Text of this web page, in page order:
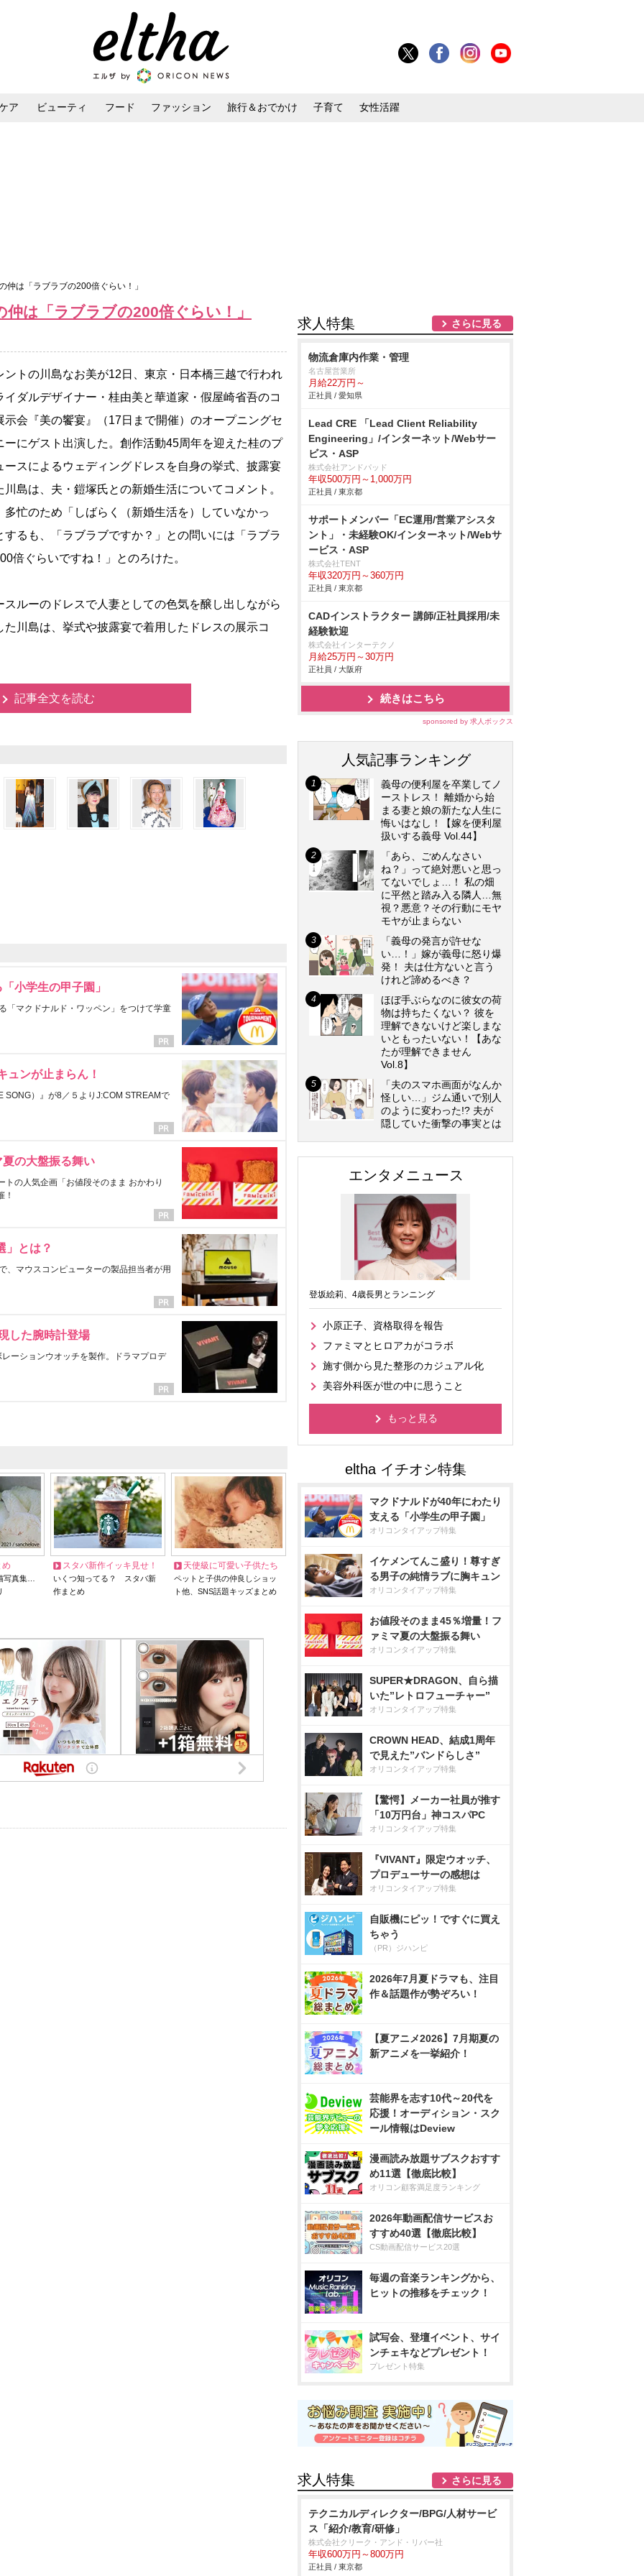
ア ビューティ フード ファッション 旅行＆おでかけ 子育て 女性活躍
仲は「ラブラブの200倍ぐらい！」
は「ラブラブの200倍ぐらい！」
トの川島なお美が12日、東京・日本橋三越で行われ
イダルデザイナー・桂由美と華道家・假屋崎省吾のコ
示会『美の饗宴』（17日まで開催）のオープニングセ
ーにゲスト出演した。創作活動45周年を迎えた桂のプ
ースによるウェディングドレスを自身の挙式、披露宴
川島は、夫・鎧塚氏との新婚生活についてコメント。
多忙のため「しばらく（新婚生活を）していなかっ
するも、「ラブラブですか？」との問いには「ラブラ
倍ぐらいですね！」とのろけた。
ルーのドレスで人妻としての色気を醸し出しながら
た川島は、挙式や披露宴で着用したドレスの展示コ
記事全文を読む
小学生の甲子園」
「マクドナルド・ワッペン」をつけて学童
ュンが止まらん！
SONG）』が8／５よりJ:COM STREAMで
の大盤振る舞い
の人気企画「お値段そのまま おかわり
！
」とは？
、マウスコンピューターの製品担当者が用
した腕時計登場
ーションウオッチを製作。ドラマプロデ
め
写真集…
スタバ新作イッキ見せ！
いくつ知ってる？ スタバ新
作まとめ
天使級に可愛い子供たち
ペットと子供の仲良しショッ
ト他、SNS話題キッズまとめ
求人特集 さらに見る
物流倉庫内作業・管理
名古屋営業所
月給22万円～
正社員 / 愛知県
Lead CRE 「Lead Client Reliability
Engineering」/インターネット/Webサー
ビス・ASP
株式会社アンドパッド
年収500万円～1,000万円
正社員 / 東京都
サポートメンバー「EC運用/営業アシスタ
ント」・未経験OK/インターネット/Webサ
ービス・ASP
株式会社TENT
年収320万円～360万円
正社員 / 東京都
CADインストラクター 講師/正社員採用/未
経験歓迎
株式会社インターテクノ
月給25万円～30万円
正社員 / 大阪府
続きはこちら
sponsored by 求人ボックス
人気記事ランキング
義母の便利屋を卒業してノ
ーストレス！ 離婚から始
まる妻と娘の新たな人生に
悔いはなし！【嫁を便利屋
扱いする義母 Vol.44】
「あら、ごめんなさい
ね？」って絶対悪いと思っ
てないでしょ…！ 私の畑
に平然と踏み入る隣人…無
視？悪意？その行動にモヤ
モヤが止まらない
「義母の発言が許せな
い…！」嫁が義母に怒り爆
発！ 夫は仕方ないと言う
けれど諦めるべき？
ほぼ手ぶらなのに彼女の荷
物は持ちたくない？ 彼を
理解できないけど楽しまな
いともったいない！【あな
たが理解できません
Vol.8】
「夫のスマホ画面がなんか
怪しい…」ジム通いで別人
のように変わった!? 夫が
隠していた衝撃の事実とは
エンタメニュース
登坂絵莉、4歳長男とランニング
小原正子、資格取得を報告
ファミマとヒロアカがコラボ
施す側から見た整形のカジュアル化
美容外科医が世の中に思うこと
もっと見る
マクドナルドが40年にわたり
支える「小学生の甲子園」
オリコンタイアップ特集
イケメンてんこ盛り！尊すぎ
る男子の純情ラブに胸キュン
オリコンタイアップ特集
お値段そのまま45％増量！フ
ァミマ夏の大盤振る舞い
オリコンタイアップ特集
SUPER★DRAGON、自ら描
いた”レトロフューチャー”
オリコンタイアップ特集
CROWN HEAD、結成1周年
で見えた”バンドらしさ”
オリコンタイアップ特集
【驚愕】メーカー社員が推す
「10万円台」神コスパPC
オリコンタイアップ特集
『VIVANT』限定ウオッチ、
プロデューサーの感想は
オリコンタイアップ特集
自販機にピッ！ですぐに買え
ちゃう
（PR）ジハンピ
2026年7月夏ドラマも、注目
作＆話題作が勢ぞろい！
【夏アニメ2026】7月期夏の
新アニメを一挙紹介！
芸能界を志す10代～20代を
応援！オーディション・スク
ール情報はDeview
漫画読み放題サブスクおすす
め11選【徹底比較】
オリコン顧客満足度ランキング
2026年動画配信サービスお
すすめ40選【徹底比較】
CS動画配信サービス20選
毎週の音楽ランキングから、
ヒットの推移をチェック！
試写会、登壇イベント、サイ
ンチェキなどプレゼント！
プレゼント特集
求人特集 さらに見る
テクニカルディレクター/BPG/人材サービ
ス「紹介/教育/研修」
株式会社クリーク・アンド・リバー社
年収600万円～800万円
正社員 / 東京都